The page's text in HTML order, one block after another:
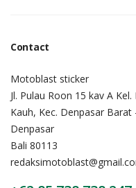
Contact
Motoblast sticker
Jl. Pulau Roon 15 kav A
Kauh, Kec. Denpasar Barat
Denpasar
Bali 80113